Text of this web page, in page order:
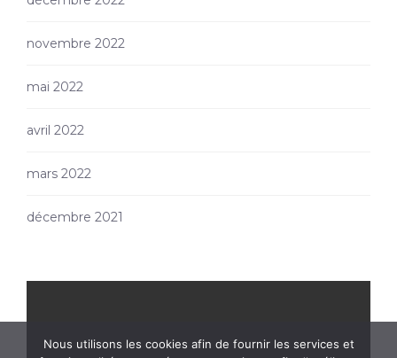
novembre 2022
mai 2022
avril 2022
mars 2022
décembre 2021
Nous utilisons les cookies afin de fournir les services et